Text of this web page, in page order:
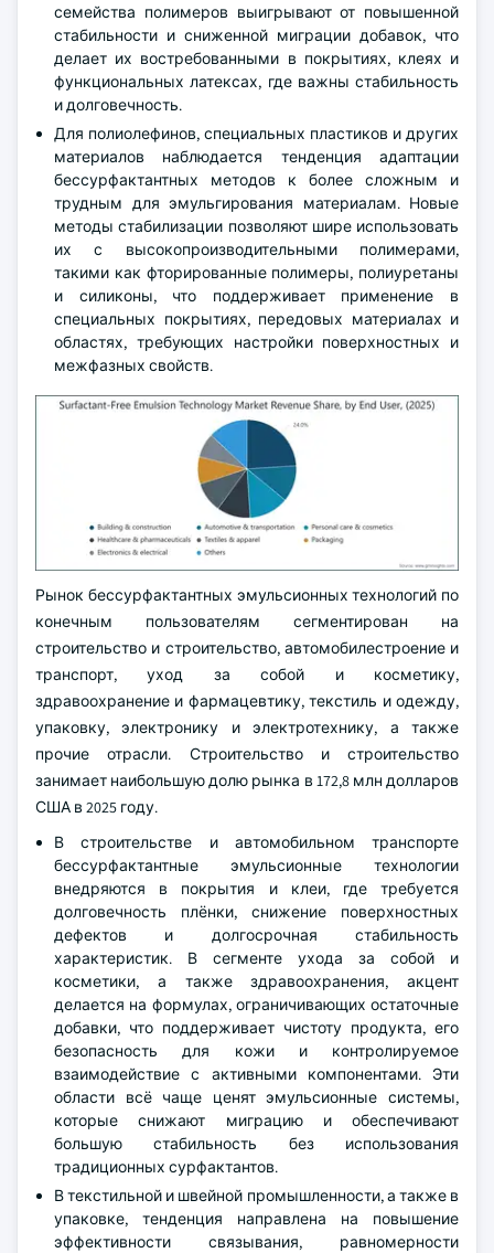
семейства полимеров выигрывают от повышенной
стабильности и сниженной миграции добавок, что
делает их востребованными в покрытиях, клеях и
функциональных латексах, где важны стабильность
и долговечность.
Для полиолефинов, специальных пластиков и других
материалов наблюдается тенденция адаптации
бессурфактантных методов к более сложным и
трудным для эмульгирования материалам. Новые
методы стабилизации позволяют шире использовать
их с высокопроизводительными полимерами,
такими как фторированные полимеры, полиуретаны
и силиконы, что поддерживает применение в
специальных покрытиях, передовых материалах и
областях, требующих настройки поверхностных и
межфазных свойств.
Рынок бессурфактантных эмульсионных технологий по
конечным пользователям сегментирован на
строительство и строительство, автомобилестроение и
транспорт, уход за собой и косметику,
здравоохранение и фармацевтику, текстиль и одежду,
упаковку, электронику и электротехнику, а также
прочие отрасли. Строительство и строительство
занимает наибольшую долю рынка в 172,8 млн долларов
США в 2025 году.
В строительстве и автомобильном транспорте
бессурфактантные эмульсионные технологии
внедряются в покрытия и клеи, где требуется
долговечность плёнки, снижение поверхностных
дефектов и долгосрочная стабильность
характеристик. В сегменте ухода за собой и
косметики, а также здравоохранения, акцент
делается на формулах, ограничивающих остаточные
добавки, что поддерживает чистоту продукта, его
безопасность для кожи и контролируемое
взаимодействие с активными компонентами. Эти
области всё чаще ценят эмульсионные системы,
которые снижают миграцию и обеспечивают
большую стабильность без использования
традиционных сурфактантов.
В текстильной и швейной промышленности, а также в
упаковке, тенденция направлена на повышение
эффективности связывания, равномерности